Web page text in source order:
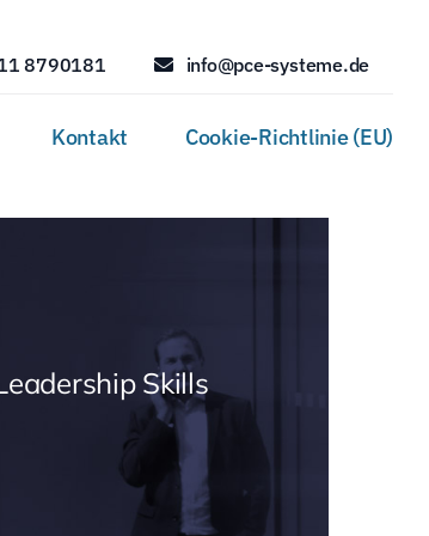
8790181 info@pce-systeme.de
Kontakt Cookie-Richtlinie (EU)
Skills